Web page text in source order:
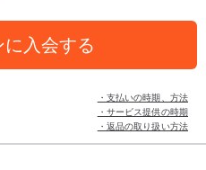
に入会する
・支払いの時期、方法
・サービス提供の時期
・返品の取り扱い方法